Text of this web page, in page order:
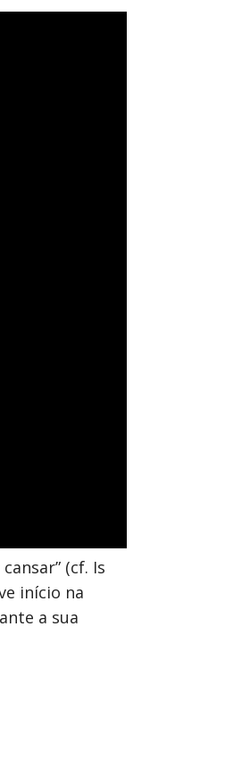
(cf. Is
início na
a sua